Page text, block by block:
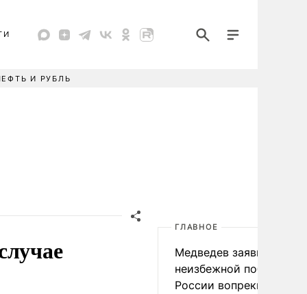
И РУБЛЬ
ГЛАВНОЕ
Медведев заявил о
неизбежной победе
России вопреки словам